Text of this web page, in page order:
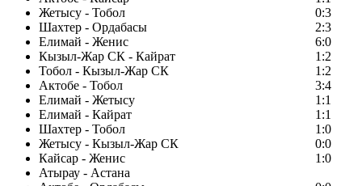
Жетысу - Тобол
0:3
Шахтер - Ордабасы
2:3
Елимай - Женис
6:0
Кызыл-Жар СК - Кайрат
1:2
Тобол - Кызыл-Жар СК
1:2
Актобе - Тобол
3:4
Елимай - Жетысу
1:1
Елимай - Кайрат
1:1
Шахтер - Тобол
1:0
Жетысу - Кызыл-Жар СК
0:0
Кайсар - Женис
1:0
Атырау - Астана